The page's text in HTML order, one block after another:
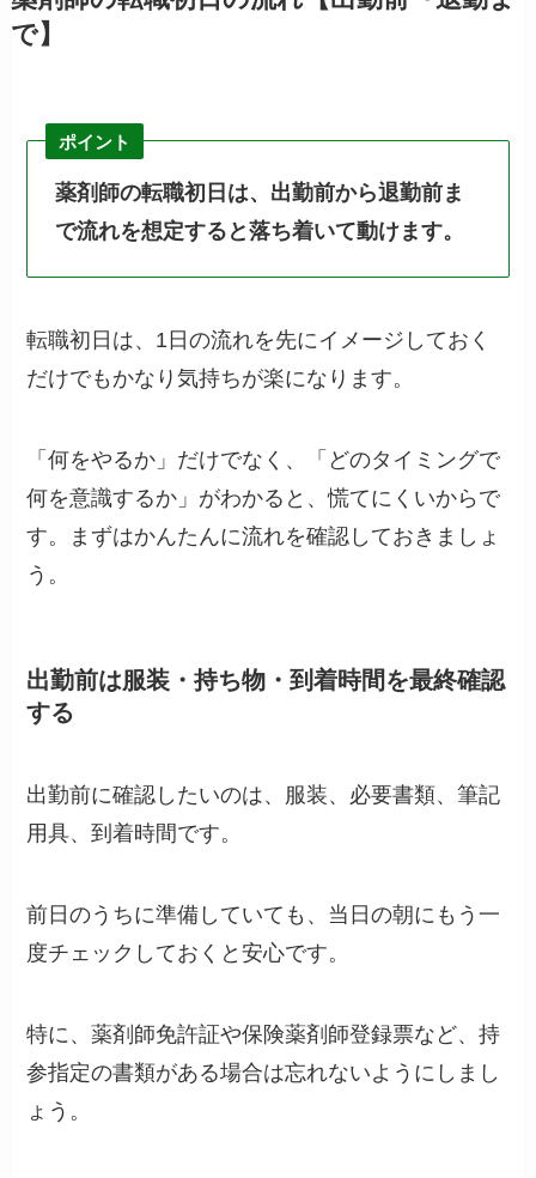
で】
ポイント
薬剤師の転職初日は、出勤前から退勤前ま
で流れを想定すると落ち着いて動けます。
転職初日は、1日の流れを先にイメージしておく
だけでもかなり気持ちが楽になります。
「何をやるか」だけでなく、「どのタイミングで
何を意識するか」がわかると、慌てにくいからで
す。まずはかんたんに流れを確認しておきましょ
う。
出勤前は服装・持ち物・到着時間を最終確認
する
出勤前に確認したいのは、服装、必要書類、筆記
用具、到着時間です。
前日のうちに準備していても、当日の朝にもう一
度チェックしておくと安心です。
特に、薬剤師免許証や保険薬剤師登録票など、持
参指定の書類がある場合は忘れないようにしまし
ょう。